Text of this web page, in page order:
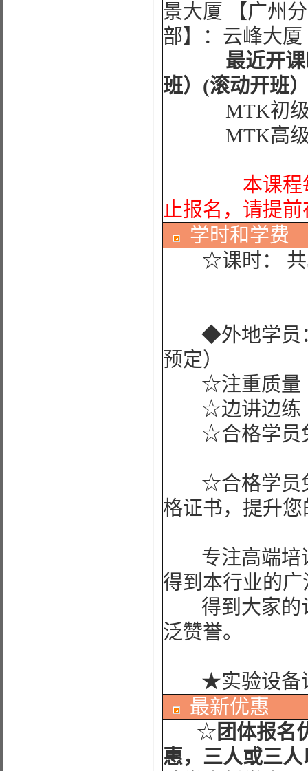
景大厦 【广州
部】：云峰大厦
最近开课时
班）(滚动开班
MTK初
MTK高
本课程每期
止报名，请提
学时和学费
☆课时： 共5
◆外地学员：
预定）
☆注重质量
☆边讲边练
☆合格学员
☆合格学员免
格证书，提升
专注高端培
得到本行业的
得到大家的
泛赞誉。
★实验设备
最新优惠
☆团体报名
惠，三人或三